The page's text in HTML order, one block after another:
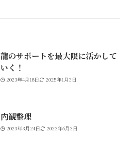
龍のサポートを最大限に活かして
いく！
2023年4月18日 2025年1月3日
内観整理
2023年3月24日 2023年6月3日